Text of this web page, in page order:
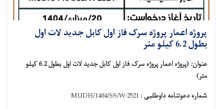
پروژه اعمار پروژه سرک فاز اول کابل جدید لات اول
بطول 6.2 کیلو متر
عنوان:
(پروژه اعمار پروژه سرک فاز اول کابل جدید لات اول بطول 6.2 کیلو
متر)
شماره دعوتنامه داوطلبی : MUDH/1404/SS/W-2521